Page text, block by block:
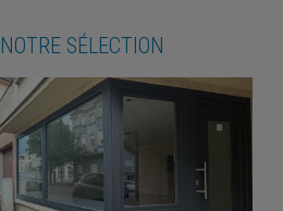
NOTRE SÉLECTION